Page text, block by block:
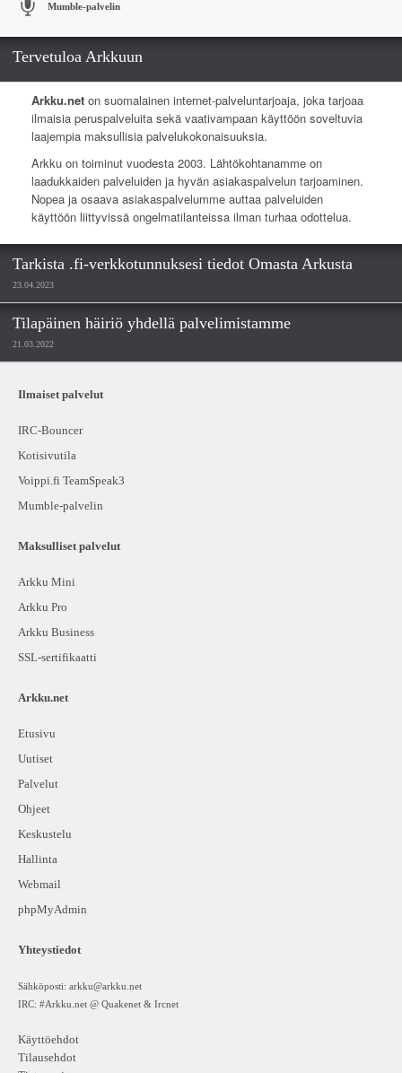
Mumble-palvelin
Tervetuloa Arkkuun
Arkku.net on suomalainen internet-palveluntarjoaja, joka tarjoaa
ilmaisia peruspalveluita sekä vaativampaan käyttöön soveltuvia
laajempia maksullisia palvelukokonaisuuksia.
Arkku on toiminut vuodesta 2003. Lähtökohtanamme on
laadukkaiden palveluiden ja hyvän asiakaspalvelun tarjoaminen.
Nopea ja osaava asiakaspalvelumme auttaa palveluiden
käyttöön liittyvissä ongelmatilanteissa ilman turhaa odottelua.
Tarkista .fi-verkkotunnuksesi tiedot Omasta Arkusta
23.04.2023
Tilapäinen häiriö yhdellä palvelimistamme
21.03.2022
Ilmaiset palvelut
IRC-Bouncer
Kotisivutila
Voippi.fi TeamSpeak3
Mumble-palvelin
Maksulliset palvelut
Arkku Mini
Arkku Pro
Arkku Business
SSL-sertifikaatti
Arkku.net
Etusivu
Uutiset
Palvelut
Ohjeet
Keskustelu
Hallinta
Webmail
phpMyAdmin
Yhteystiedot
Sähköposti: arkku@arkku.net
IRC: #Arkku.net @ Quakenet & Ircnet
Käyttöehdot
Tilausehdot